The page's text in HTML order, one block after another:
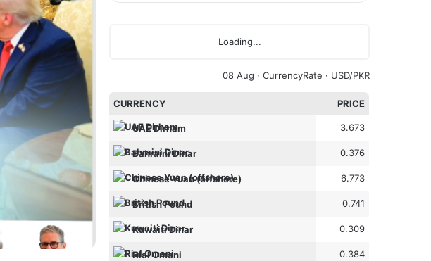
Loading...
08 Aug · CurrencyRate · USD/PKR
CURRENCY PRICE
UAE Dirham 3.673
Bahraini Dinar 0.376
Chinese Yuan (offshore) 6.773
British Pound 0.741
Kuwaiti Dinar 0.309
Rial Omani 0.384